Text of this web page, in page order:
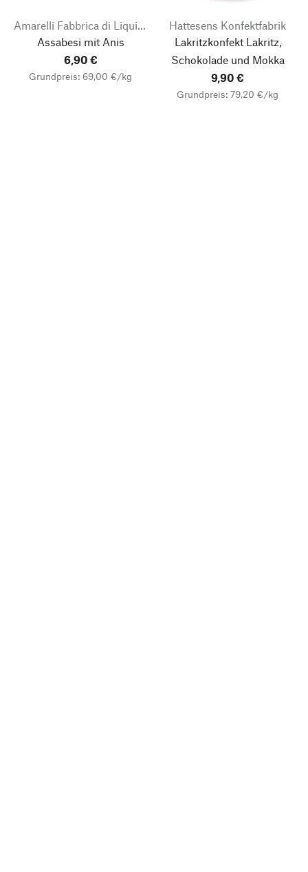
Amarelli Fabbrica di Liquirizia
Assabesi mit Anis
6,90 €
Grundpreis: 69,00 €/kg
Hattesens Konfektfabrik
Lakritzkonfekt Lakritz,
Schokolade und Mokka
9,90 €
Grundpreis: 79,20 €/kg